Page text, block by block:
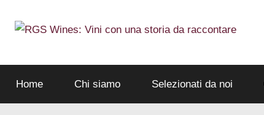
RGS
Wines:
Marketing
e
Home Chi siamo Selezionati da noi